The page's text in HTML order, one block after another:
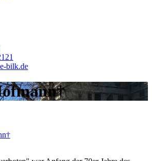
bilk.de